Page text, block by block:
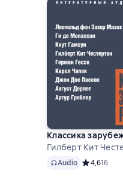
Классика
Гилберт Кит
AudioAudio Средний
4,616